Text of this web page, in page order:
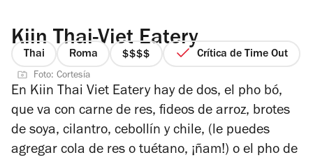
Kiin Thai-Viet Eatery
Thai Roma
precio
de
4
Crítica de Time Out
Foto: Cortesía
En Kiin Thai Viet Eatery hay de dos, el pho bó,
que va con carne de res, fideos de arroz, brotes
de soya, cilantro, cebollín y chile, (le puedes
agregar cola de res o tuétano, ¡ñam!) o el pho de